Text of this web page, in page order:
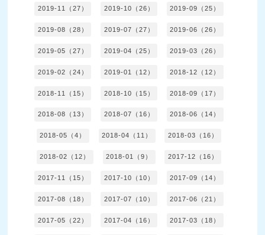
2019-11（27） 2019-10（26） 2019-09（25）
2019-08（28） 2019-07（27） 2019-06（26）
2019-05（27） 2019-04（25） 2019-03（26）
2019-02（24） 2019-01（12） 2018-12（12）
2018-11（15） 2018-10（15） 2018-09（17）
2018-08（13） 2018-07（16） 2018-06（14）
2018-05（4） 2018-04（11） 2018-03（16）
2018-02（12） 2018-01（9） 2017-12（16）
2017-11（15） 2017-10（10） 2017-09（14）
2017-08（18） 2017-07（10） 2017-06（21）
2017-05（22） 2017-04（16） 2017-03（18）